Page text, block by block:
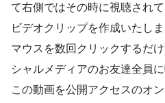
て右側ではその時に視聴され
ビデオクリップを作成いたしま
マウスを数回クリックするだ
シャルメディアのお友達全員
この動画を公開アクセスのオ